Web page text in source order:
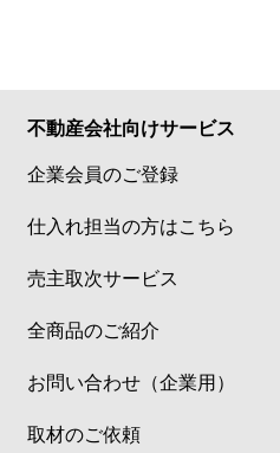
不動産会社向けサービス
企業会員のご登録
仕入れ担当の方はこちら
売主取次サービス
全商品のご紹介
お問い合わせ（企業用）
取材のご依頼